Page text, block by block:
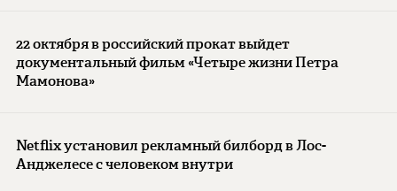
22 октября в российский прокат выйдет
документальный фильм «Четыре жизни Петра
Мамонова»
Netflix установил рекламный билборд в Лос-
Анджелесе с человеком внутри